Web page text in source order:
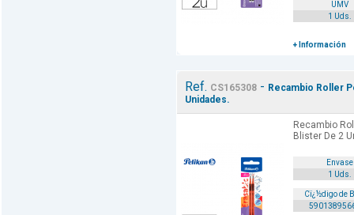
UMV
1 Uds.
+ Información
Ref. CS165308- Recambio Roller
Unidades.
Recambio
Blister De 2
Envase
1 Uds.
Cï¿½digo de